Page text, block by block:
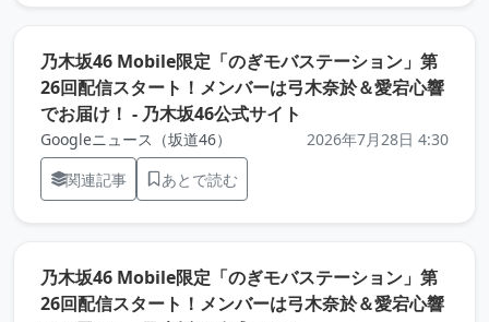
乃木坂46 Mobile限定「のぎモバステーション」第
26回配信スタート！メンバーは弓木奈於＆愛宕心響
でお届け！ - 乃木坂46公式サイト
Googleニュース（坂道46）
2026年7月28日 4:30
関連記事
あとで読む
乃木坂46 Mobile限定「のぎモバステーション」第
26回配信スタート！メンバーは弓木奈於＆愛宕心響